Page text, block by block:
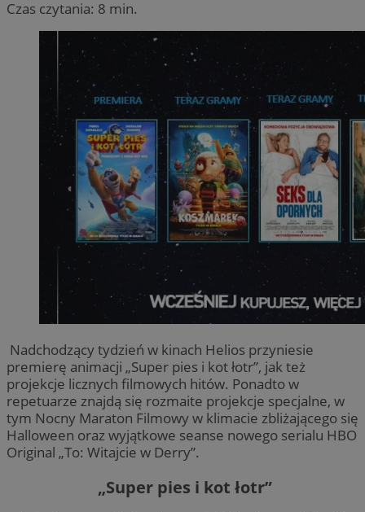
Czas czytania: 8 min.
Nadchodzący tydzień w kinach Helios przyniesie
premierę animacji „Super pies i kot łotr”, jak też
projekcje licznych filmowych hitów. Ponadto w
repetuarze znajdą się rozmaite projekcje specjalne, w
tym Nocny Maraton Filmowy w klimacie zbliżającego się
Halloween oraz wyjątkowe seanse nowego serialu HBO
Original „To: Witajcie w Derry”.
„Super pies i kot łotr”